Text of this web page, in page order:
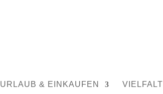
URLAUB & EINKAUFEN VIELFALT